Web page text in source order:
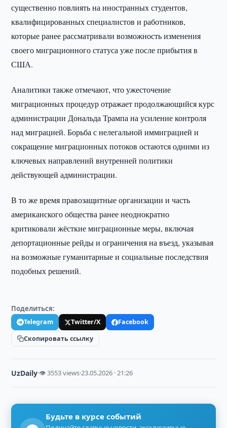
существенно повлиять на иностранных студентов,
квалифицированных специалистов и работников,
которые ранее рассматривали возможность изменения
своего миграционного статуса уже после прибытия в
США.
Аналитики также отмечают, что ужесточение
миграционных процедур отражает продолжающийся курс
администрации Дональда Трампа на усиление контроля
над миграцией. Борьба с нелегальной иммиграцией и
сокращение миграционных потоков остаются одними из
ключевых направлений внутренней политики
действующей администрации.
В то же время правозащитные организации и часть
американского общества ранее неоднократно
критиковали жёсткие миграционные меры, включая
депортационные рейды и ограничения на въезд, указывая
на возможные гуманитарные и социальные последствия
подобных решений.
Поделиться:
Telegram Twitter/X
Facebook
Скопировать ссылку
UzDaily·👁 3553 views·23.05.2026 · 21:26
Будьте в курсе событий